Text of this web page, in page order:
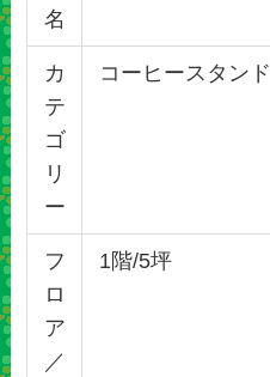
名
カ
テ
ゴ
リ
ー
コーヒースタンド
フ
ロ
ア
／
1階/5坪